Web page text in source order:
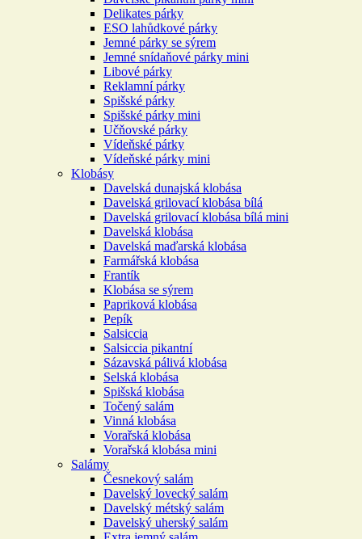
Delikates párky
ESO lahůdkové párky
Jemné párky se sýrem
Jemné snídaňové párky mini
Libové párky
Reklamní párky
Spišské párky
Spišské párky mini
Učňovské párky
Vídeňské párky
Vídeňské párky mini
Klobásy
Davelská dunajská klobása
Davelská grilovací klobása bílá
Davelská grilovací klobása bílá mini
Davelská klobása
Davelská maďarská klobása
Farmářská klobása
Frantík
Klobása se sýrem
Papriková klobása
Pepík
Salsiccia
Salsiccia pikantní
Sázavská pálivá klobása
Selská klobása
Spišská klobása
Točený salám
Vinná klobása
Vorařská klobása
Vorařská klobása mini
Salámy
Česnekový salám
Davelský lovecký salám
Davelský métský salám
Davelský uherský salám